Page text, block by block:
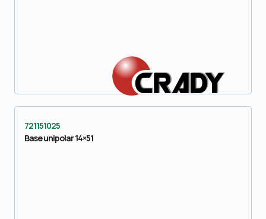
721151025
Base unipolar 14×51